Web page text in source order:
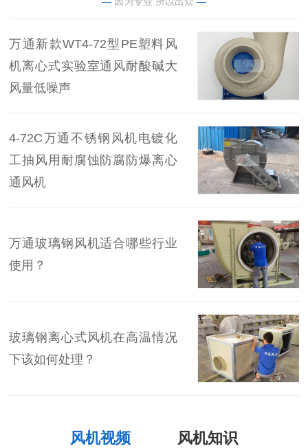
万通新款WT4-72型PE塑料风
机离心式实验室通风耐酸碱大
风量低噪声
4-72C万通不锈钢风机电镀化
工抽风用耐腐蚀防腐防爆离心
通风机
万通玻璃钢风机适合哪些行业
使用？
玻璃钢离心式风机在高温情况
下该如何处理？
风机视频 风机知识